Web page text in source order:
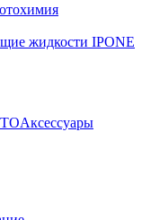
жидкости IPONE
Аксессуары